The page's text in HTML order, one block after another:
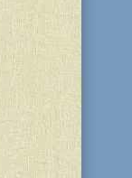
Омера
как
и